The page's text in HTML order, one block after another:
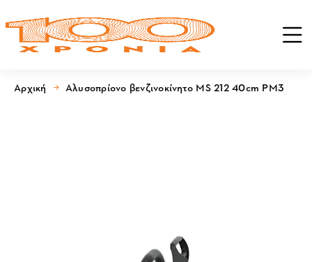
Αρχική Αλυσοπρίονο βενζινοκίνητο MS 212 40cm PM3